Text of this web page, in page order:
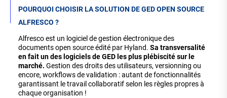
POURQUOI CHOISIR LA SOLUTION DE GED OPEN SOURCE
ALFRESCO ?
Alfresco est un logiciel de gestion électronique des
documents open source édité par Hyland. Sa transversalité
en fait un des logiciels de GED les plus plébiscité sur le
marché. Gestion des droits des utilisateurs, versionning ou
encore, workflows de validation : autant de fonctionnalités
garantissant le travail collaboratif selon les règles propres à
chaque organisation !